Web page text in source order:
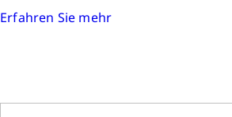
Erfahren Sie mehr